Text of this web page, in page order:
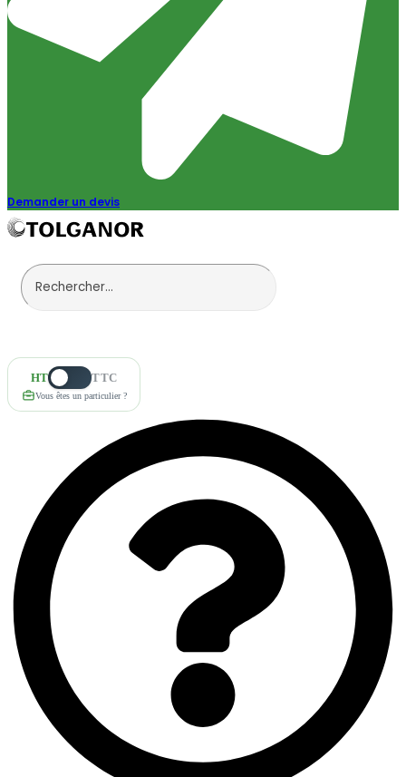
Demander un devis
HT TTC
Vous êtes un particulier ?